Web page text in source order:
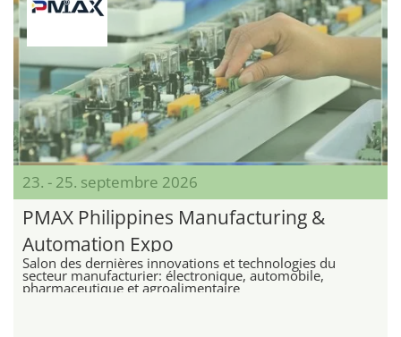
23. - 25. septembre 2026
PMAX Philippines Manufacturing &
Automation Expo
Salon des dernières innovations et technologies du
secteur manufacturier: électronique, automobile,
pharmaceutique et agroalimentaire